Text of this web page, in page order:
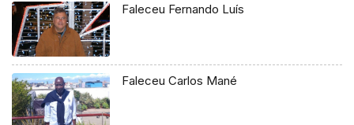
Faleceu Fernando Luís
Faleceu Carlos Mané